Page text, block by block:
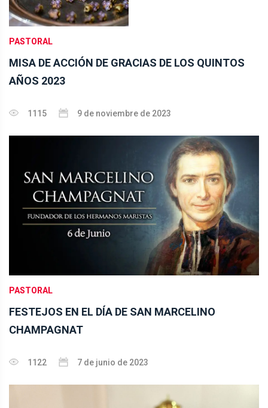
PASTORAL
MISA DE ACCIÓN DE GRACIAS DE LOS QUINTOS
AÑOS 2023
1115 9 de noviembre de 2023
PASTORAL
FESTEJOS EN EL DÍA DE SAN MARCELINO
CHAMPAGNAT
1122 7 de junio de 2023